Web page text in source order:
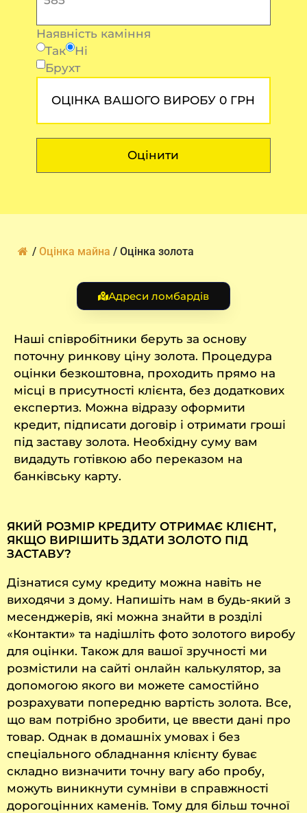
Наявність каміння
Так
Ні
Брухт
ОЦІНКА ВАШОГО ВИРОБУ 0 ГРН
Оцінити
/ Оцінка майна / Оцінка золота
Адреси ломбардів
Наші співробітники беруть за основу
поточну ринкову ціну золота. Процедура
оцінки безкоштовна, проходить прямо на
місці в присутності клієнта, без додаткових
експертиз. Можна відразу оформити
кредит, підписати договір і отримати гроші
під заставу золота. Необхідну суму вам
видадуть готівкою або переказом на
банківську карту.
ЯКИЙ РОЗМІР КРЕДИТУ ОТРИМАЄ КЛІЄНТ,
ЯКЩО ВИРІШИТЬ ЗДАТИ ЗОЛОТО ПІД
ЗАСТАВУ?
Дізнатися суму кредиту можна навіть не
виходячи з дому. Напишіть нам в будь-який з
месенджерів, які можна знайти в розділі
«Контакти» та надішліть фото золотого виробу
для оцінки. Також для вашої зручності ми
розмістили на сайті онлайн калькулятор, за
допомогою якого ви можете самостійно
розрахувати попередню вартість золота. Все,
що вам потрібно зробити, це ввести дані про
товар. Однак в домашніх умовах і без
спеціального обладнання клієнту буває
складно визначити точну вагу або пробу,
можуть виникнути сумніви в справжності
дорогоцінних каменів. Тому для більш точної